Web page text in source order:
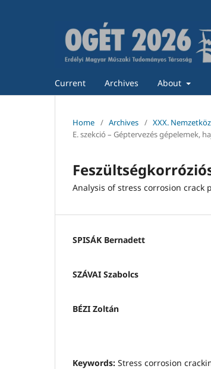
Current Archives About
Home / Archives / XXX.
E. szekció – Géptervezés gépelemek,
Analysis of stress corrosion crack
SPISÁK Bernadett
SZÁVAI Szabolcs
BÉZI Zoltán
Keywords: Stress corrosion